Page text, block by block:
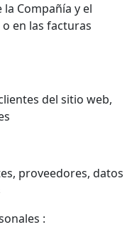
Compañía y el
en las facturas
del sitio web,
proveedores, datos
: